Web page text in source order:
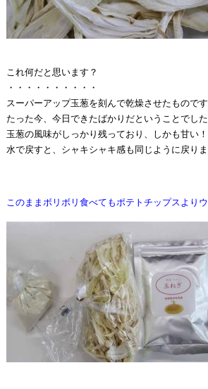
これ何だと思います？
・・・・・・・・・・
スーパーアップ玉葱を刻んで乾燥させたものです
たった今、今日できたばかりだということでした
玉葱の風味がしっかり残っており、しかも甘い！
水で戻すと、シャキシャキ感も同じように戻り
このままボリボリ食べてもポテトチップスよりウ